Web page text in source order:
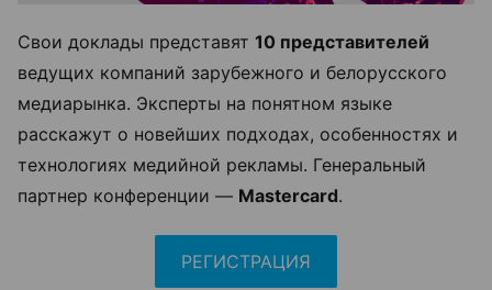
Свои доклады представят 10 представителей
ведущих компаний зарубежного и белорусского
медиарынка. Эксперты на понятном языке
расскажут о новейших подходах, особенностях и
технологиях медийной рекламы. Генеральный
партнер конференции — Mastercard.
РЕГИСТРАЦИЯ